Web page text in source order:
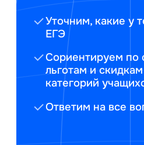
Уточним, какие у
ЕГЭ
Сориентируем по
льготам и
категорий
Ответим на все